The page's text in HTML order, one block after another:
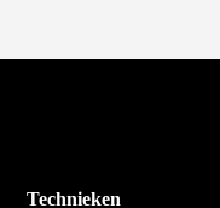
Technieken